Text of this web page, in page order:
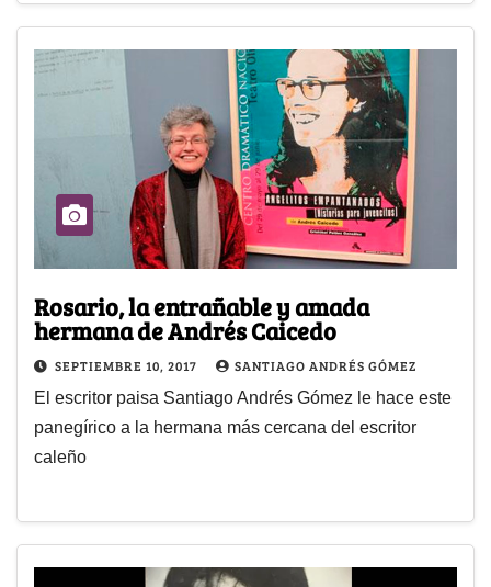
Rosario, la entrañable y amada
hermana de Andrés Caicedo
SEPTIEMBRE 10, 2017 SANTIAGO ANDRÉS GÓMEZ
El escritor paisa Santiago Andrés Gómez le hace este
panegírico a la hermana más cercana del escritor
caleño